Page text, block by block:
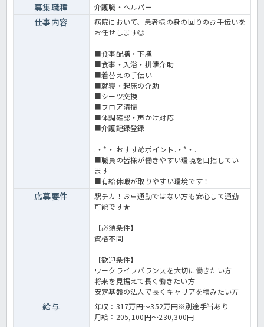
募集職種 介護職・ヘルパー
仕事内容
病院において、患者様の身の回りのお手伝いを
お任せします◎
■食事配膳・下膳
■食事・入浴・排泄介助
■着替えの手伝い
■就寝・起床の介助
■シーツ交換
■フロア清掃
■体調確認・声かけ対応
■介護記録登録
.・*・.おすすめポイント.・*・.
■職員の皆様が働きやすい環境を目指してい
ます
■有給休暇が取りやすい環境です！
応募要件
駅チカ！お車通勤ではない方も安心して通勤
可能です★
【必須条件】
資格不問
【歓迎条件】
ワークライフバランスを大切に働きたい方
将来を見据えて長く働きたい方
安定基盤の法人で長くキャリアを積みたい方
給与
年収：317万円～352万円※別途手当あり
月給：205,100円～230,300円